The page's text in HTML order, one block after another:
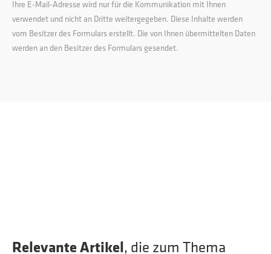
Ihre E-Mail-Adresse wird nur für die Kommunikation mit Ihnen
verwendet und nicht an Dritte weitergegeben. Diese Inhalte werden
vom Besitzer des Formulars erstellt. Die von Ihnen übermittelten Daten
werden an den Besitzer des Formulars gesendet.
Relevante Artikel, die zum Thema